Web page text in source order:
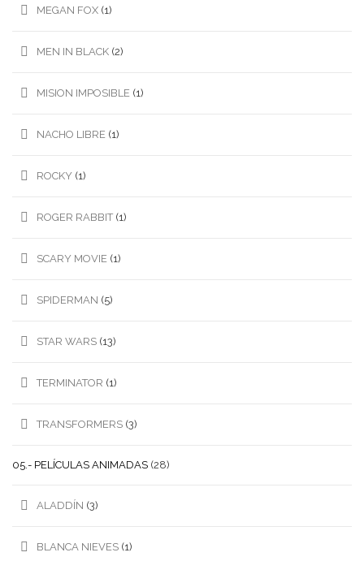
MEGAN FOX (1)
MEN IN BLACK (2)
MISION IMPOSIBLE (1)
NACHO LIBRE (1)
ROCKY (1)
ROGER RABBIT (1)
SCARY MOVIE (1)
SPIDERMAN (5)
STAR WARS (13)
TERMINATOR (1)
TRANSFORMERS (3)
05.- PELÍCULAS ANIMADAS (28)
ALADDÍN (3)
BLANCA NIEVES (1)